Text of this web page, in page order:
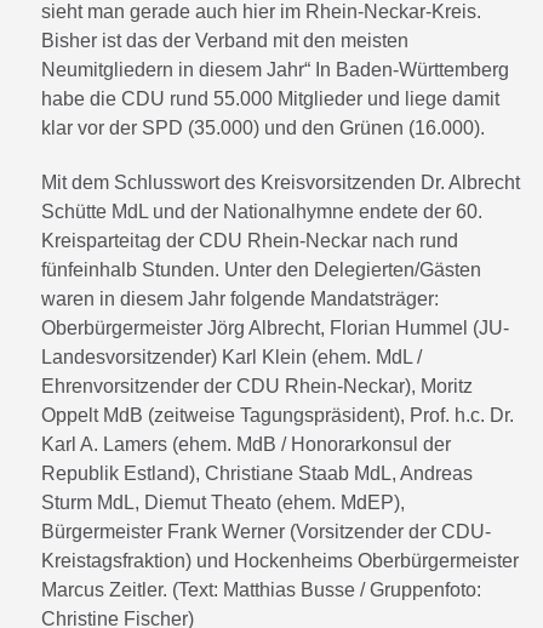
sieht man gerade auch hier im Rhein-Neckar-Kreis.
Bisher ist das der Verband mit den meisten
Neumitgliedern in diesem Jahr“ In Baden-Württemberg
habe die CDU rund 55.000 Mitglieder und liege damit
klar vor der SPD (35.000) und den Grünen (16.000).
Mit dem Schlusswort des Kreisvorsitzenden Dr. Albrecht
Schütte MdL und der Nationalhymne endete der 60.
Kreisparteitag der CDU Rhein-Neckar nach rund
fünfeinhalb Stunden. Unter den Delegierten/Gästen
waren in diesem Jahr folgende Mandatsträger:
Oberbürgermeister Jörg Albrecht, Florian Hummel (JU-
Landesvorsitzender) Karl Klein (ehem. MdL /
Ehrenvorsitzender der CDU Rhein-Neckar), Moritz
Oppelt MdB (zeitweise Tagungspräsident), Prof. h.c. Dr.
Karl A. Lamers (ehem. MdB / Honorarkonsul der
Republik Estland), Christiane Staab MdL, Andreas
Sturm MdL, Diemut Theato (ehem. MdEP),
Bürgermeister Frank Werner (Vorsitzender der CDU-
Kreistagsfraktion) und Hockenheims Oberbürgermeister
Marcus Zeitler. (Text: Matthias Busse / Gruppenfoto:
Christine Fischer)